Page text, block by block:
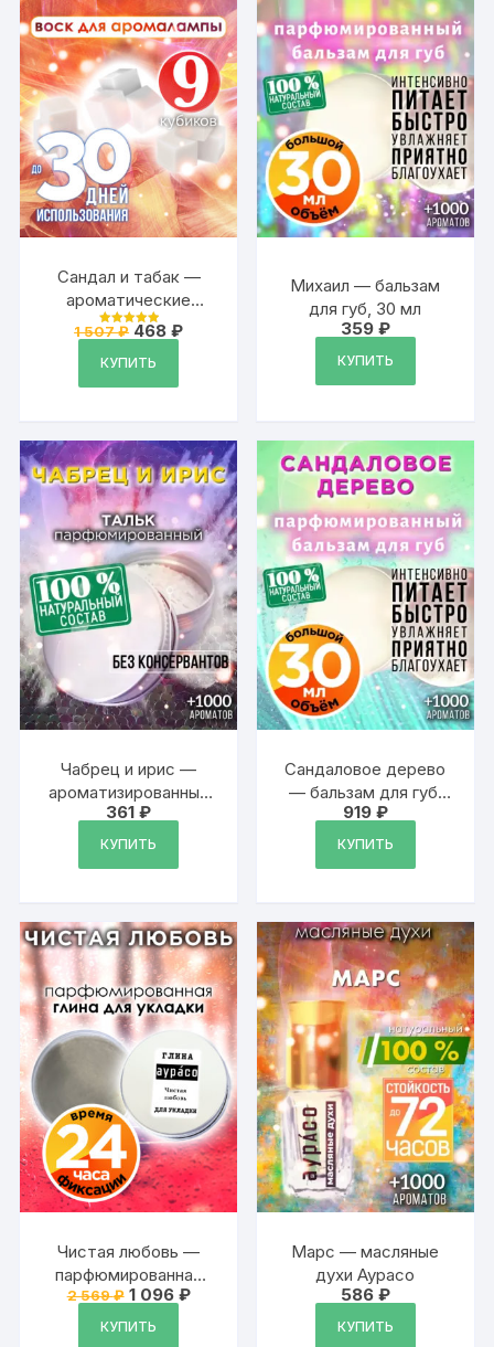
Сандал и табак —
ароматические
кубики Аурасо,
ароматический воск,
аромакубики для
аромалампы, 9 штук
Оценка
из 5
1 507₽Первоначальная
цена
составляла
468₽Текущая
КУПИТЬ
Михаил — бальзам
для губ, 30 мл
359 ₽
КУПИТЬ
Чабрец и ирис —
ароматизированный
тальк для тела
361₽
КУПИТЬ
Сандаловое дерево
— бальзам для губ,
30 мл
919 ₽
КУПИТЬ
Чистая любовь —
парфюмированная
глина Аурасо для
укладки волос
2 569₽ Первоначальная
цена
составляла
1 096 ₽Текущая
КУПИТЬ
Марс — масляные
духи Аурасо
586 ₽
КУПИТЬ